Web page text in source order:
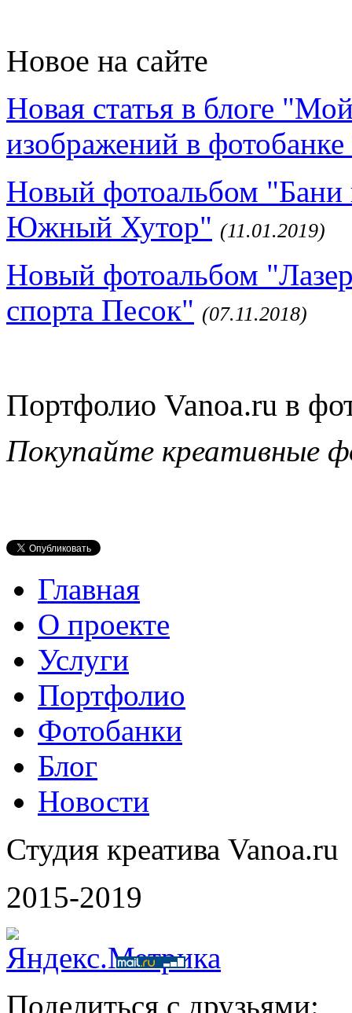
Новое на сайте
Новая статья в блоге
изображений в
Новый фотоальбом "Бани
Южный Хутор" (11.01.2019)
Новый фотоальбом
спорта Песок" (07.11.2018)
Портфолио Vanoa.ru в
Покупайте креативные
Главная
О проекте
Услуги
Портфолио
Фотобанки
Блог
Новости
Студия креатива Vanoa.ru
2015-2019
Поделиться с друзьями: